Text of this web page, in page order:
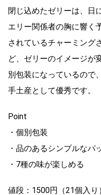
閉じ込めたゼリーは、日
エリー関係者の胸に響く
されているチャーミング
ど、ゼリーのイメージが
別包装になっているので
手土産として優秀です。
Point
・個別包装
・品のあるシンプルなパ
・7種の味が楽しめる
値段：1500円（21個入り